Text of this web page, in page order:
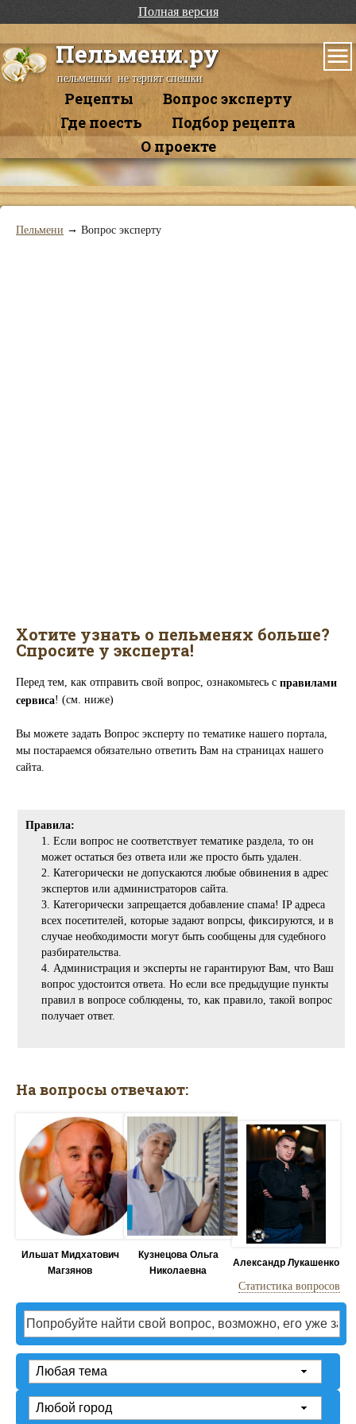
Полная версия
Пельмени.ру
пельмешки не терпят спешки
Рецепты
Вопрос эксперту
Где поесть
Подбор рецепта
О проекте
Пельмени → Вопрос эксперту
Хотите узнать о пельменях больше?
Спросите у эксперта!
Перед тем, как отправить свой вопрос, ознакомьтесь с правилами
сервиса! (см. ниже)
Вы можете задать Вопрос эксперту по тематике нашего портала,
мы постараемся обязательно ответить Вам на страницах нашего
сайта.
Правила:
Если вопрос не соответствует тематике раздела, то он
может остаться без ответа или же просто быть удален.
Категорически не допускаются любые обвинения в адрес
экспертов или администраторов сайта.
Категорически запрещается добавление спама! IP адреса
всех посетителей, которые задают вопрсы, фиксируются, и в
случае необходимости могут быть сообщены для судебного
разбирательства.
Администрация и эксперты не гарантируют Вам, что Ваш
вопрос удостоится ответа. Но если все предыдущие пункты
правил в вопросе соблюдены, то, как правило, такой вопрос
получает ответ.
На вопросы отвечают:
Ильшат Мидхатович
Магзянов
Кузнецова Ольга
Николаевна
Александр Лукашенко
Статистика вопросов